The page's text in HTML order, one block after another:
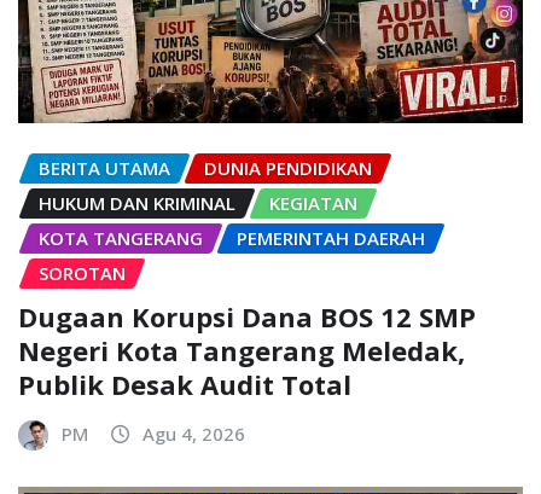
BERITA UTAMA
DUNIA PENDIDIKAN
HUKUM DAN KRIMINAL
KEGIATAN
KOTA TANGERANG
PEMERINTAH DAERAH
SOROTAN
Dugaan Korupsi Dana BOS 12 SMP
Negeri Kota Tangerang Meledak,
Publik Desak Audit Total
PM Agu 4, 2026